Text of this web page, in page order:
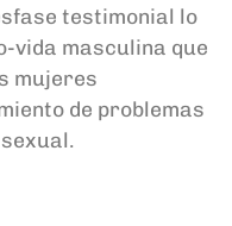
testimonial lo
vida masculina que
mujeres
de problemas